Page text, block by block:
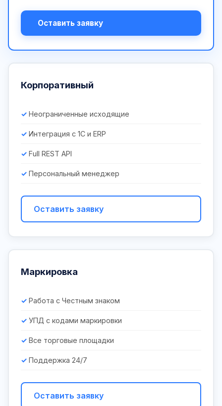
Оставить заявку
Корпоративный
Неограниченные исходящие
Интеграция с 1С и ERP
Full REST API
Персональный менеджер
Оставить заявку
Маркировка
Работа с Честным знаком
УПД с кодами маркировки
Все торговые площадки
Поддержка 24/7
Оставить заявку